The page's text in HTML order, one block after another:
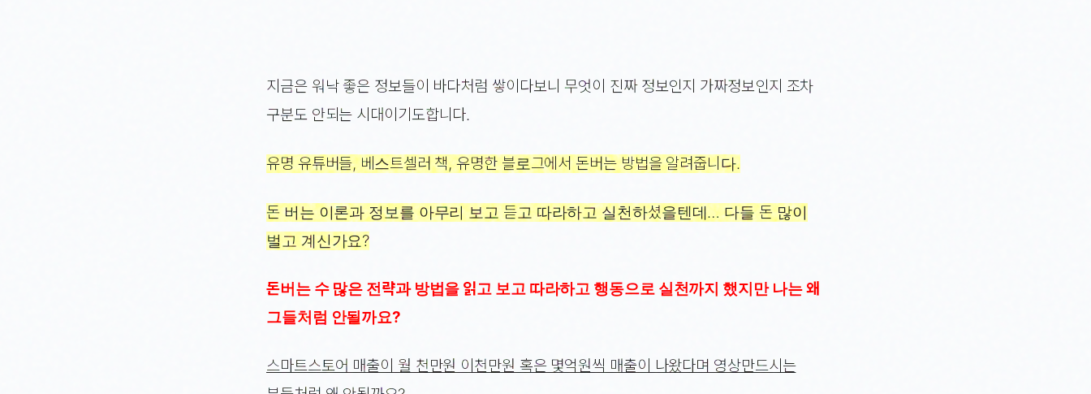
지금은 워낙 좋은 정보들이 바다처럼 쌓이다보니 무엇이 진짜 정보인지 가짜정보인지 조차
구분도 안되는 시대이기도합니다.
유명 유튜버들, 베스트셀러 책, 유명한 블로그에서 돈버는 방법을 알려줍니다.
돈 버는 이론과 정보를 아무리 보고 듣고 따라하고 실천하셨을텐데… 다들 돈 많이
벌고 계신가요?
돈버는 수 많은 전략과 방법을 읽고 보고 따라하고 행동으로 실천까지 했지만 나는 왜
그들처럼 안될까요?
스마트스토어 매출이 월 천만원 이천만원 혹은 몇억원씩 매출이 나왔다며 영상만드시는